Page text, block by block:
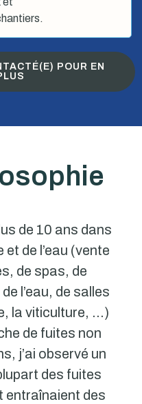
POUR EN
de 10 ans dans
de l’eau (vente
de spas, de
l’eau, de salles
la viticulture, …)
de fuites non
j’ai observé un
des fuites
entraînaient des